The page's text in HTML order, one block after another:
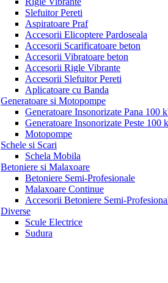
Slefuitor Pereti
Aspiratoare Praf
Accesorii Elicoptere Pardoseala
Accesorii Scarificatoare beton
Accesorii Vibratoare beton
Accesorii Rigle Vibrante
Accesorii Slefuitor Pereti
Aplicatoare cu Banda
Generatoare si Motopompe
Generatoare Insonorizate Pana 100
Generatoare Insonorizate Peste 100
Motopompe
Schele si Scari
Schela Mobila
Betoniere si Malaxoare
Betoniere Semi-Profesionale
Malaxoare Continue
Accesorii Betoniere Semi-
Diverse
Scule Electrice
Sudura